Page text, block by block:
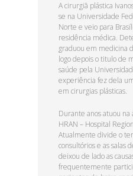
A cirurgiã plástica
se na Universidade
Norte e veio para
residência médica.
graduou em medicina
logo depois o titulo de
saúde pela
experiência fez dela
em cirurgias plásticas.
Durante anos atuou
HRAN – Hospital
Atualmente divide o
consultórios e as salas
deixou de lado as
frequentemente